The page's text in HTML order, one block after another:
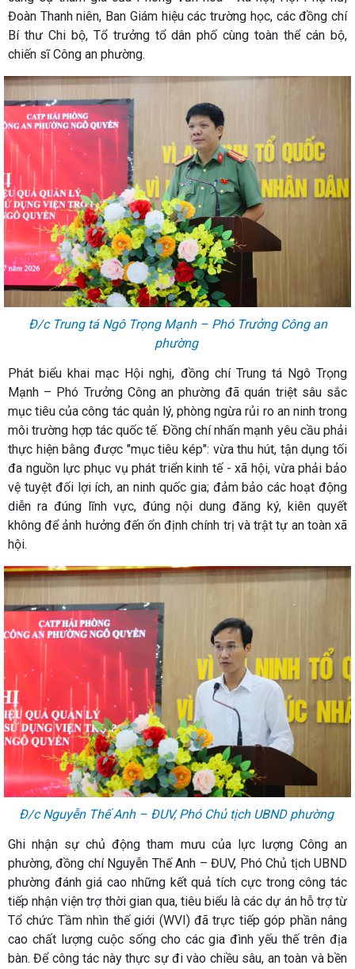
Đoàn Thanh niên, Ban Giám hiệu các trường học, các đồng chí
Bí thư Chi bộ, Tổ trưởng tổ dân phố cùng toàn thể cán bộ,
chiến sĩ Công an phường.
Đ/c Trung tá Ngô Trọng Mạnh – Phó Trưởng Công an
phường
Phát biểu khai mạc Hội nghị, đồng chí Trung tá Ngô Trọng
Mạnh – Phó Trưởng Công an phường đã quán triệt sâu sắc
mục tiêu của công tác quản lý, phòng ngừa rủi ro an ninh trong
môi trường hợp tác quốc tế. Đồng chí nhấn mạnh yêu cầu phải
thực hiện bằng được "mục tiêu kép": vừa thu hút, tận dụng tối
đa nguồn lực phục vụ phát triển kinh tế - xã hội, vừa phải bảo
vệ tuyệt đối lợi ích, an ninh quốc gia; đảm bảo các hoạt động
diễn ra đúng lĩnh vực, đúng nội dung đăng ký, kiên quyết
không để ảnh hưởng đến ổn định chính trị và trật tự an toàn xã
hội.
Đ/c Nguyễn Thế Anh – ĐUV, Phó Chủ tịch UBND phường
Ghi nhận sự chủ động tham mưu của lực lượng Công an
phường, đồng chí Nguyễn Thế Anh – ĐUV, Phó Chủ tịch UBND
phường đánh giá cao những kết quả tích cực trong công tác
tiếp nhận viện trợ thời gian qua, tiêu biểu là các dự án hỗ trợ từ
Tổ chức Tầm nhìn thế giới (WVI) đã trực tiếp góp phần nâng
cao chất lượng cuộc sống cho các gia đình yếu thế trên địa
bàn. Để công tác này thực sự đi vào chiều sâu, an toàn và bền